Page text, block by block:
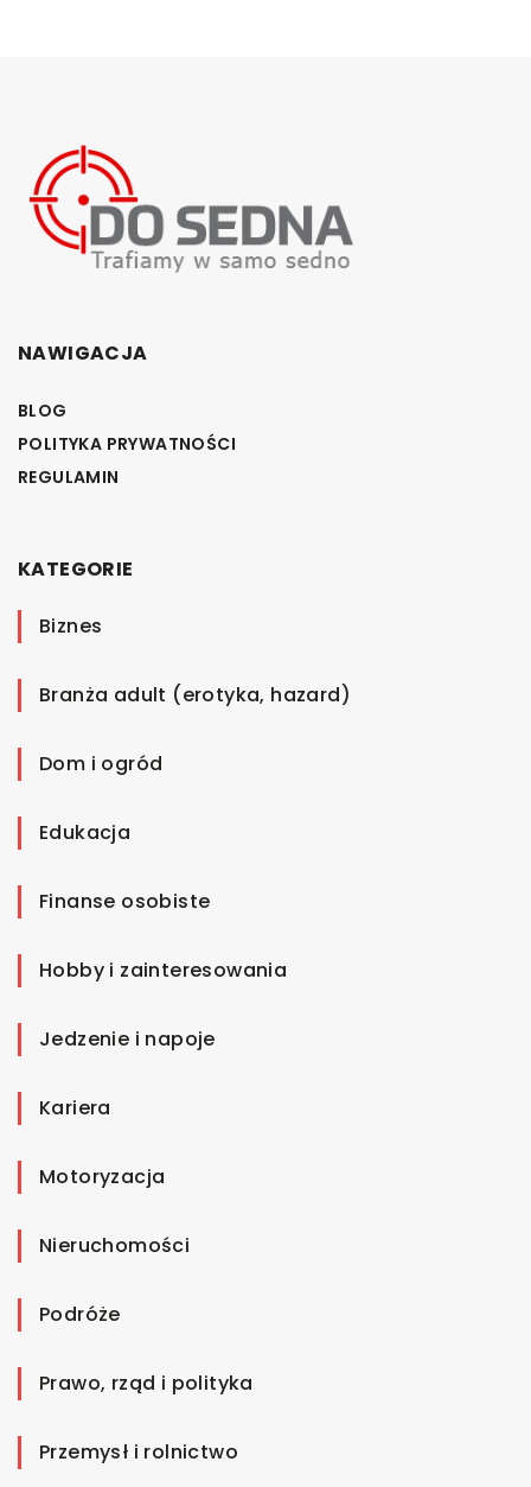
NAWIGACJA
BLOG
POLITYKA PRYWATNOŚCI
REGULAMIN
KATEGORIE
Biznes
Branża adult (erotyka, hazard)
Dom i ogród
Edukacja
Finanse osobiste
Hobby i zainteresowania
Jedzenie i napoje
Kariera
Motoryzacja
Nieruchomości
Podróże
Prawo, rząd i polityka
Przemysł i rolnictwo